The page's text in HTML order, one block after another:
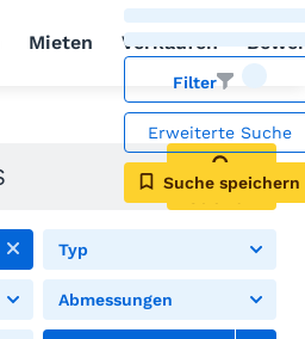
Mieten Verkaufen
Filter
Erweiterte Suche
Suche speichern
Suchen
Typ
Abmessungen